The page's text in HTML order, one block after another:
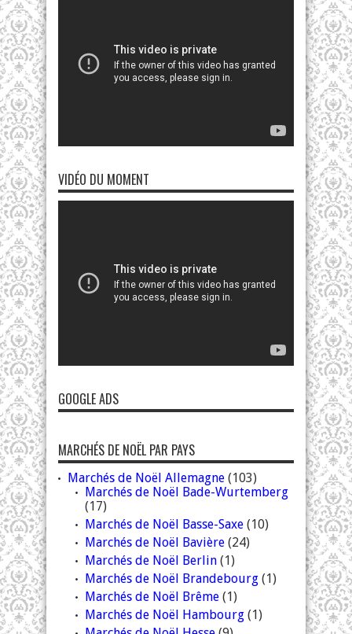
VIDÉO DU MOMENT
GOOGLE ADS
MARCHÉS DE NOËL PAR PAYS
Marchés de Noël Allemagne (103)
Marchés de Noël Bade-Wurtemberg
(17)
Marchés de Noël Basse-Saxe (10)
Marchés de Noël Bavière (24)
Marchés de Noël Berlin (1)
Marchés de Noël Brandebourg (1)
Marchés de Noël Brême (1)
Marchés de Noël Hambourg (1)